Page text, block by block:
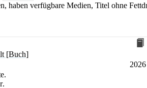
haben verfügbare Medien, Titel ohne
[Buch]
2026
.